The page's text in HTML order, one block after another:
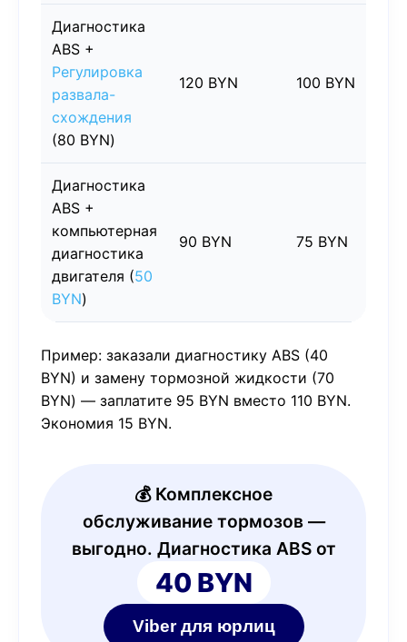
Диагностика
ABS +
Регулировка
развала-
схождения
(80 BYN)
120 BYN 100 BYN
Диагностика
ABS +
компьютерная
диагностика
двигателя (50
BYN)
90 BYN 75 BYN
Пример: заказали диагностику ABS (40
BYN) и замену тормозной жидкости (70
BYN) — заплатите 95 BYN вместо 110 BYN.
Экономия 15 BYN.
💰 Комплексное
обслуживание тормозов —
выгодно. Диагностика ABS от
40 BYN
Viber для юрлиц